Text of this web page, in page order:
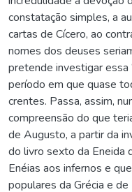
constatação simples, a
cartas de Cícero, ao
nomes dos deuses
pretende investigar essa
período em que quase
crentes. Passa, assim,
compreensão do que
de Augusto, a partir da
do livro sexto da Eneida
Enéias aos infernos e
populares da Grécia e